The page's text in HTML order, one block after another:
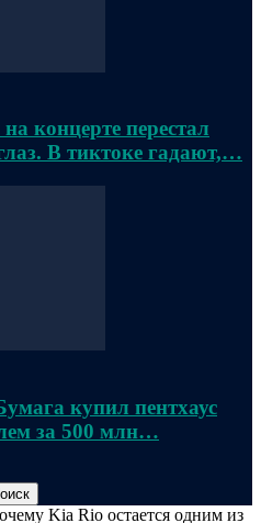
концерте перестал
В тиктоке гадают,…
купил пентхаус
за 500 млн…
Kia Rio остается одним из